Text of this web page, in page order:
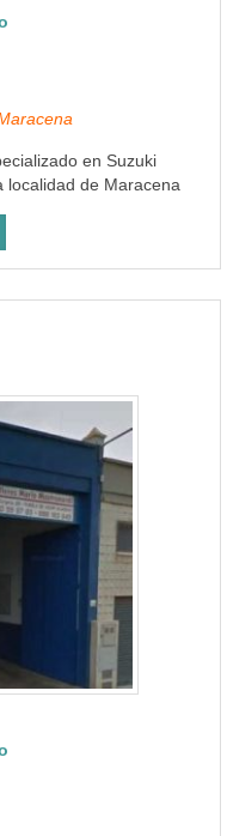
en Suzuki
localidad de Maracena